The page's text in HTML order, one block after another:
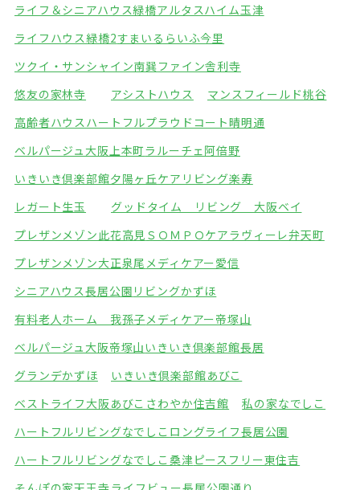
ライフ＆シニアハウス緑橋アルタスハイム玉津
ライフハウス緑橋2すまいるらいふ今里
ツクイ・サンシャイン南巽ファイン舎利寺
悠友の家林寺
アシストハウス
マンスフィールド桃谷
高齢者ハウスハートフルプラウドコート晴明通
ベルパージュ大阪上本町ラルーチェ阿倍野
いきいき倶楽部館夕陽ヶ丘ケアリビング楽寿
レガート生玉
グッドタイム リビング 大阪ベイ
プレザンメゾン此花高見 ＳＯＭＰＯケアラヴィーレ弁天町
プレザンメゾン大正泉尾 メディケアー愛信
シニアハウス長居公園 リビングかずほ
有料老人ホーム 我孫子 メディケアー帝塚山
ベルパージュ大阪帝塚山いきいき倶楽部館長居
グランデかずほ
いきいき倶楽部館あびこ
ベストライフ大阪あびこ さわやか住吉館
私の家なでしこ
ハートフルリビングなでしこ ロングライフ長居公園
ハートフルリビングなでしこ桑津ピースフリー東住吉